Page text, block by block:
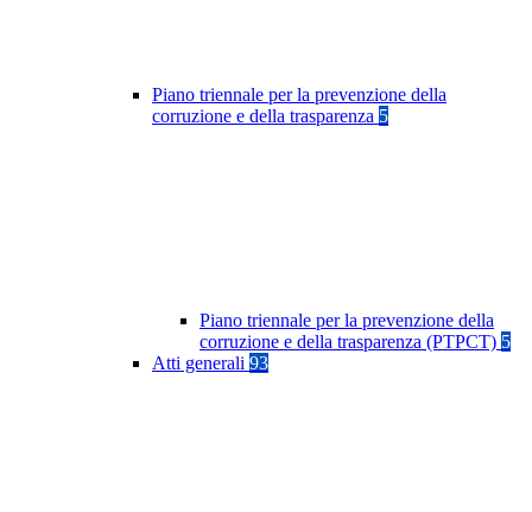
Piano triennale per la prevenzione della
corruzione e della trasparenza 5
Piano triennale per la prevenzione della
corruzione e della trasparenza (PTPCT) 5
Atti generali 93